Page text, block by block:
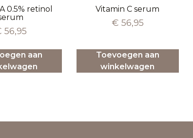
0.5% retinol
56,95
aan
Vitamin C serum
€ 56,95
Toevoegen aan
winkelwagen